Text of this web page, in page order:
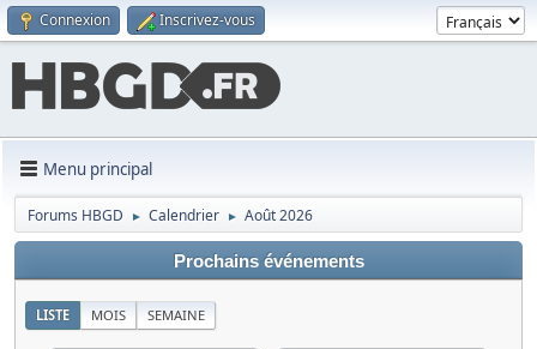
Connexion Inscrivez-vous
Menu principal
Forums HBGD ► Calendrier ► Août 2026
Prochains événements
LISTE MOIS SEMAINE